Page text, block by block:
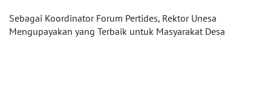
Sebagai Koordinator Forum Pertides, Rektor Unesa
Mengupayakan yang Terbaik untuk Masyarakat Desa